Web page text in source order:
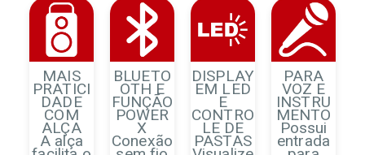
MAIS
PRATICI
DADE
COM
ALÇA
A alça
BLUETO
OTH E
FUNÇÃO
POWER
X
Conexão
DISPLAY
EM LED
E
CONTRO
LE DE
PASTAS
PARA
VOZ E
INSTRU
MENTO
Possui
entrada